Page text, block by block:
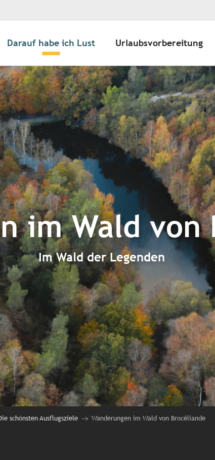
Darauf habe ich Lust Urlaubsvorbereitung
im Wald von
Im Wald der Legenden
schönsten Ausflugsziele Wanderungen im Wald von Brocéliande